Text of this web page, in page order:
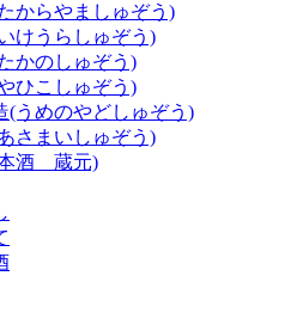
からやましゅぞう)
けうらしゅぞう)
かのしゅぞう)
ひこしゅぞう)
(うめのやどしゅぞう)
さまいしゅぞう)
酒 蔵元)